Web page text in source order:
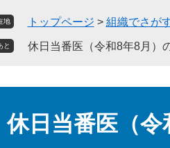
地 トップページ > 組織でさが
と 休日当番医（令和8年8月）
休日当番医（